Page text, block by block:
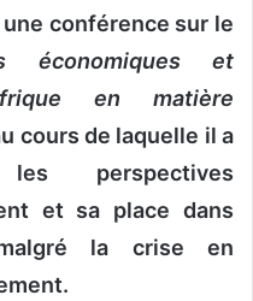
une conférence sur le
économiques et
en matière
cours de laquelle il a
perspectives
et sa place dans
malgré la crise en